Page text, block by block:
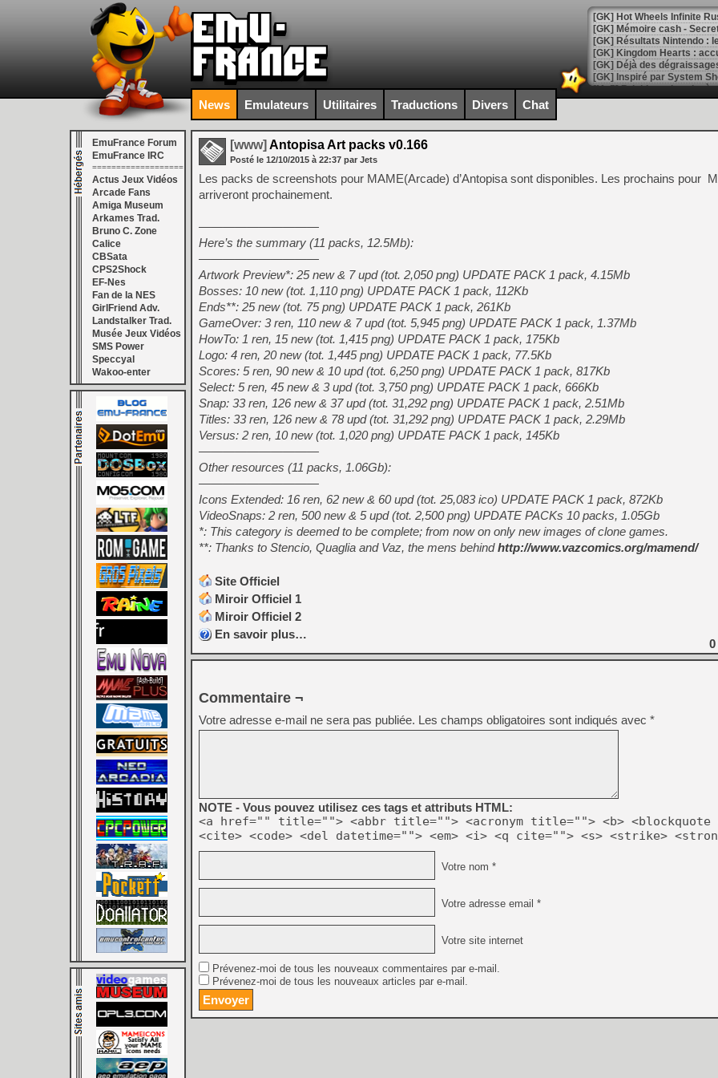
[GK] Hot Wheels Infinite
[GK] Mémoire cash -
[GK] Résultats Nintendo :
[GK] Déjà des
[Mo5] Brickboy cherche à
[GK] Minecraft et ses «
[GK] Beast of
[GK] Ubisoft : fin de partie
[GK] Mémoire cash -
[GK] Dan Houser (GTA)
[GK] Comment EA Sports
[GK] Crimson Moon : un
[GK] Isle of Reveries : le
[GK] Moonlighter 2 : The
[GK] Capcom relance
[Mo5] Deux inédits du
[GK] Le beat'em up The
[GK] Endless Legend 2 :
[LS] [PS5] Le WebKit
[GK] Oubliez Crazy Taxi,
[LS] [Switch] NSZ 5.0.0
[GK] No More Room in
[GK] Un chatbot Atelier
[GK] Mémoire cash -
[GK] Nvidia : le prix des
[GK] Suikoden Star Leap :
[Mo5] La mini borne
[GK] Le studio de FIFA
[GK] La PlayStation 1 en
[GK] GTA 6 : Rockstar
News Emulateurs Utilitaires Traductions Divers Chat
EmuFrance Forum
EmuFrance IRC
===================
Actus Jeux Vidéos
Arcade Fans
Amiga Museum
Arkames Trad.
Bruno C. Zone
Calice
CBSata
CPS2Shock
EF-Nes
Fan de la NES
GirlFriend Adv.
Landstalker Trad.
Musée Jeux Vidéos
SMS Power
Speccyal
Wakoo-enter
[www] Antopisa Art packs v0.166
Posté le 12/10/2015 à 22:37 par Jets
Les packs de screenshots pour MAME(Arcade) d’Antopisa sont disponibles. Les prochains pour
arriveront prochainement.
——————————
Here’s the summary (11 packs, 12.5Mb):
——————————
Artwork Preview*: 25 new & 7 upd (tot. 2,050 png) UPDATE PACK 1 pack, 4.15Mb
Bosses: 10 new (tot. 1,110 png) UPDATE PACK 1 pack, 112Kb
Ends**: 25 new (tot. 75 png) UPDATE PACK 1 pack, 261Kb
GameOver: 3 ren, 110 new & 7 upd (tot. 5,945 png) UPDATE PACK 1 pack, 1.37Mb
HowTo: 1 ren, 15 new (tot. 1,415 png) UPDATE PACK 1 pack, 175Kb
Logo: 4 ren, 20 new (tot. 1,445 png) UPDATE PACK 1 pack, 77.5Kb
Scores: 5 ren, 90 new & 10 upd (tot. 6,250 png) UPDATE PACK 1 pack, 817Kb
Select: 5 ren, 45 new & 3 upd (tot. 3,750 png) UPDATE PACK 1 pack, 666Kb
Snap: 33 ren, 126 new & 37 upd (tot. 31,292 png) UPDATE PACK 1 pack, 2.51Mb
Titles: 33 ren, 126 new & 78 upd (tot. 31,292 png) UPDATE PACK 1 pack, 2.29Mb
Versus: 2 ren, 10 new (tot. 1,020 png) UPDATE PACK 1 pack, 145Kb
——————————
Other resources (11 packs, 1.06Gb):
——————————
Icons Extended: 16 ren, 62 new & 60 upd (tot. 25,083 ico) UPDATE PACK 1 pack, 872Kb
VideoSnaps: 2 ren, 500 new & 5 upd (tot. 2,500 png) UPDATE PACKs 10 packs, 1.05Gb
*: This category is deemed to be complete; from now on only new images of clone games.
**: Thanks to Stencio, Quaglia and Vaz, the mens behindhttp://www.vazcomics.org/mamend/
Site Officiel
Miroir Officiel 1
Miroir Officiel 2
En savoir plus…
0
Commentaire ¬
Votre adresse e-mail ne sera pas publiée. Les champs obligatoires sont indiqués avec *
NOTE - Vous pouvez utilisez ces tags et attributs HTML:
<a href="" title=""> <abbr title=""> <acronym title=""> <b> <blockquote
<cite> <code> <del datetime=""> <em> <i> <q cite=""> <s> <strike>
Votre nom *
Votre adresse email *
Votre site internet
Prévenez-moi de tous les nouveaux commentaires par e-mail.
Prévenez-moi de tous les nouveaux articles par e-mail.